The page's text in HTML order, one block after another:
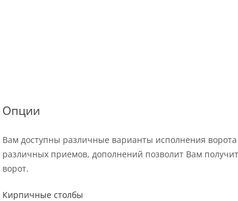
Опции
Вам доступны различные варианты исполнения
различных приемов, дополнений позволит Вам
ворот.
Кирпичные столбы